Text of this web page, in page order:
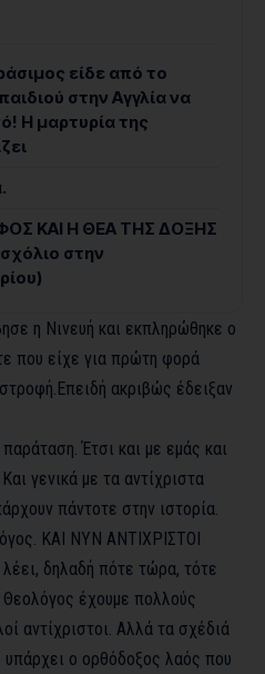
είδε από το
στην Αγγλία να
Η μαρτυρία της
ΚΑΙ Η ΘΕΑ ΤΗΣ ΔΟΞΗΣ
στην
η Νινευή και εκπληρώθηκε ο
που είχε για πρώτη φορά
ακριβώς έδειξαν
Έτσι και με εμάς και
γενικά με τα αντίχριστα
πάντοτε στην ιστορία.
ΚΑΙ ΝΥΝ ΑΝΤΙΧΡΙΣΤΟΙ
δηλαδή πότε τώρα, τότε
έχουμε πολλούς
αντίχριστοι. Αλλά τα σχέδιά
ο ορθόδοξος λαός που